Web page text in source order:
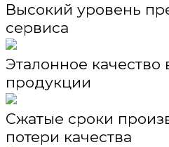
Высокий уровень
сервиса
Эталонное
продукции
Сжатые сроки
потери качества